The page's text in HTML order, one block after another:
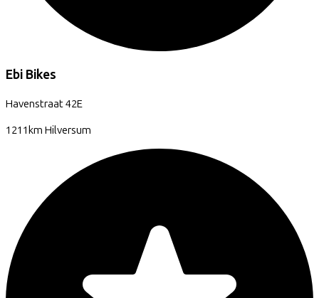
Ebi Bikes
Havenstraat42E
1211km Hilversum